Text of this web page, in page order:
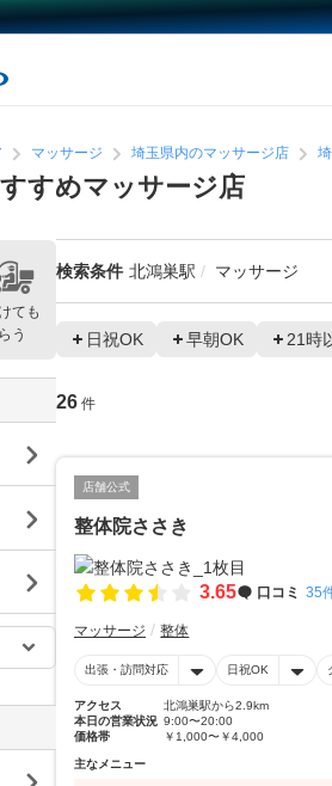
マッサージ 埼玉県内のマッサージ店
すめマッサージ店
検索条件 北鴻巣駅 マッサージ
日祝OK 早朝OK 21時
26 件
店舗公式
整体院ささき
3.65 口コミ 35
マッサージ 整体
出張・訪問対応 日祝OK
アクセス
北鴻巣駅から2.9km
本日の営業状況 9:00〜20:00
価格帯
￥1,000〜￥4,000
主なメニュー
ても
らう